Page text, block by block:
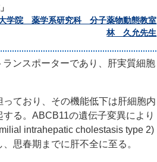
学院 薬学系研究科 分子薬物動態教室
林 久允先生
ンスポーターであり、肝実質細胞
ており、その機能低下は肝細胞内
る。ABCB11の遺伝子変異により
intrahepatic cholestasis type 2)
思春期までに肝不全に至る。